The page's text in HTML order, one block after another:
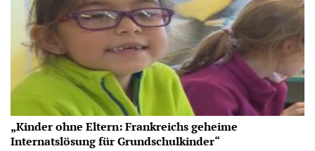
„Kinder ohne Eltern: Frankreichs geheime
Internatslösung für Grundschulkinder“